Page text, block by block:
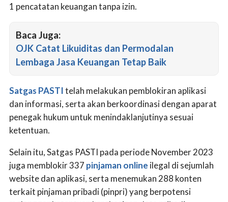
1 pencatatan keuangan tanpa izin.
Baca Juga:
OJK Catat Likuiditas dan Permodalan
Lembaga Jasa Keuangan Tetap Baik
Satgas PASTItelah melakukan pemblokiran aplikasi
dan informasi, serta akan berkoordinasi dengan aparat
penegak hukum untuk menindaklanjutinya sesuai
ketentuan.
Selain itu, Satgas PASTI pada periode November 2023
juga memblokir 337 pinjaman online ilegal di sejumlah
website dan aplikasi, serta menemukan 288 konten
terkait pinjaman pribadi (pinpri) yang berpotensi